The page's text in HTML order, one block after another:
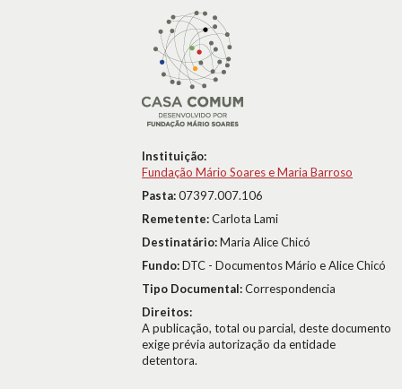
Instituição:
Fundação Mário Soares e Maria Barroso
Pasta:07397.007.106
Remetente:Carlota Lami
Destinatário:Maria Alice Chicó
Fundo:DTC - Documentos Mário e Alice Chicó
Tipo Documental:Correspondencia
Direitos:
A publicação, total ou parcial, deste documento
exige prévia autorização da entidade
detentora.